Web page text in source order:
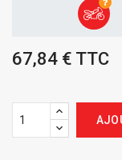
67,84 € TTC